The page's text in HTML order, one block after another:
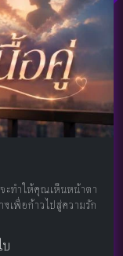
ะทำให้คุณเห็นหน้าตา
เพื่อก้าวไปสู่ความรัก